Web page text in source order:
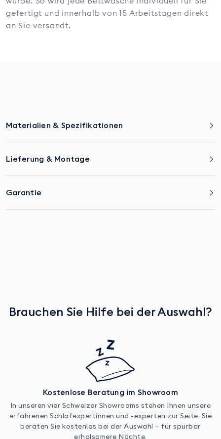
gefertigt und innerhalb von 15 Arbeitstagen direkt
an Sie versandt.
Materialien & Spezifikationen
Lieferung & Montage
Garantie
Brauchen Sie Hilfe bei der Auswahl?
Kostenlose Beratung im Showroom
In unseren vier Schweizer Showrooms stehen Ihnen unsere
erfahrenen Schlafexpertinnen und -experten zur Seite. Sie
beraten Sie kostenlos bei der Auswahl – für spürbar
erholsamere Nächte.